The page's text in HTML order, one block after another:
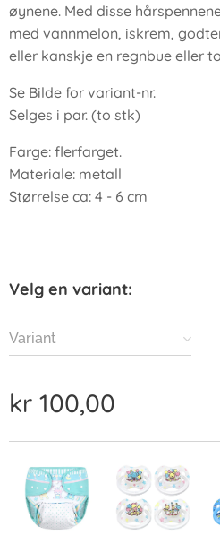
øynene. Med disse
med vannmelon, iskrem,
eller kanskje en regnbue eller
Se Bilde for variant-nr.
Selges i par. (to stk)
Farge: flerfarget.
Materiale: metall
Størrelse ca: 4 - 6 cm
Velg en variant:
Variant
kr 100,00